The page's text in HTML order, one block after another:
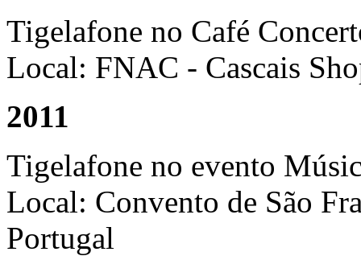
Tigelafone no Café
Local: FNAC - Cascais
2011
Tigelafone no evento
Local: Convento de São
Portugal